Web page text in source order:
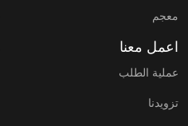
معجم
اعمل معنا
عملية الطلب
تزويدنا